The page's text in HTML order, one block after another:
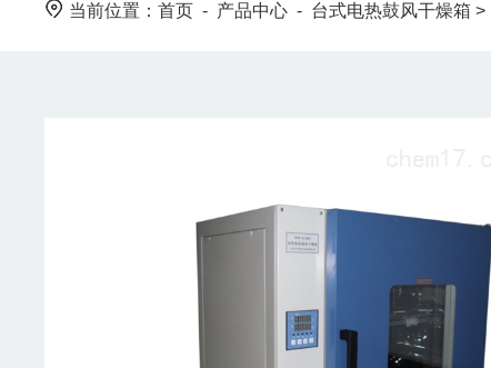
当前位置：首页 - 产品中心 - 台式电热鼓风干燥箱 >